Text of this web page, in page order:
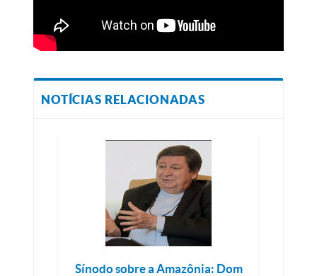
NOTÍCIAS RELACIONADAS
Sínodo sobre a Amazônia: Dom